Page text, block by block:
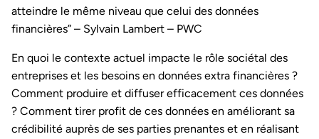
atteindre le même niveau que celui des données
financières” – Sylvain Lambert – PWC
En quoi le contexte actuel impacte le rôle sociétal des
entreprises et les besoins en données extra financières ?
Comment produire et diffuser efficacement ces données
? Comment tirer profit de ces données en améliorant sa
crédibilité auprès de ses parties prenantes et en réalisant